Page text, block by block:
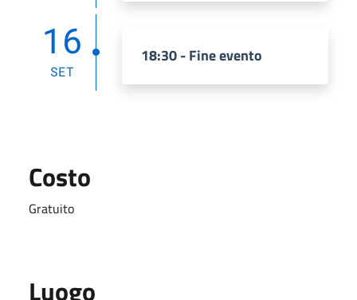
16
SET
18:30 - Fine evento
Costo
Gratuito
Luogo